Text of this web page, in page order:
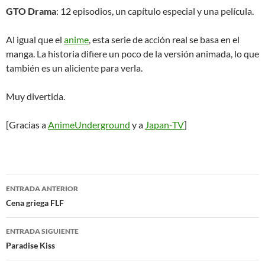
GTO Drama: 12 episodios, un capítulo especial y una película.
Al igual que el anime, esta serie de acción real se basa en el
manga. La historia difiere un poco de la versión animada, lo que
también es un aliciente para verla.
Muy divertida.
[Gracias aAnimeUnderground y a Japan-TV]
Navegación
de
entradas
ENTRADA ANTERIOR
Cena griega FLF
ENTRADA SIGUIENTE
Paradise Kiss